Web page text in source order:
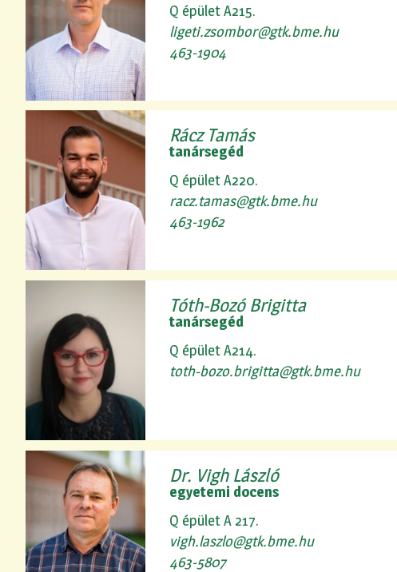
Q épület A215.
ligeti.zsombor@gtk.bme.hu
463-1904
Rácz Tamás
tanársegéd
Q épület A220.
racz.tamas@gtk.bme.hu
463-1962
Tóth-Bozó Brigitta
tanársegéd
Q épület A214.
toth-bozo.brigitta@gtk.bme.hu
Dr. Vigh László
egyetemi docens
Q épület A 217.
vigh.laszlo@gtk.bme.hu
463-5807